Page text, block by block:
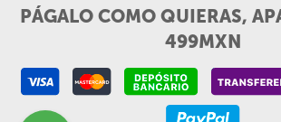
PÁGALO COMO QUIERAS,
499MXN